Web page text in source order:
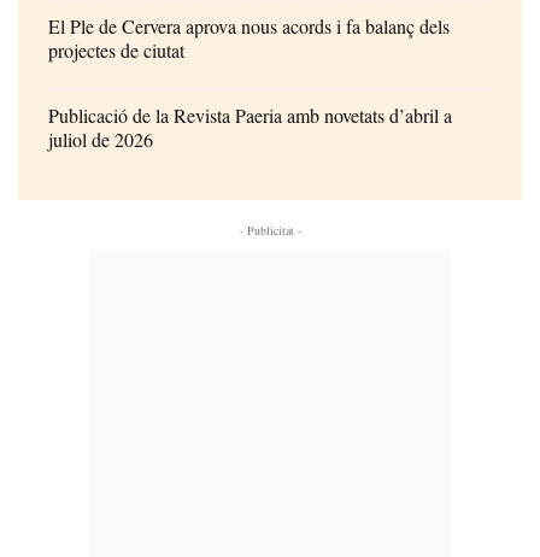
El Ple de Cervera aprova nous acords i fa balanç dels
projectes de ciutat
Publicació de la Revista Paeria amb novetats d’abril a
juliol de 2026
- Publicitat -